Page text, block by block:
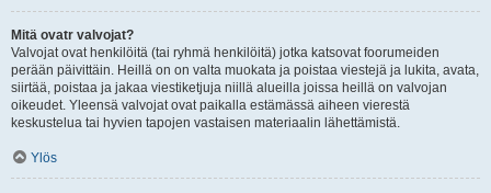
Mitä ovatr valvojat?
Valvojat ovat henkilöitä (tai ryhmä henkilöitä) jotka katsovat foorumeiden
perään päivittäin. Heillä on on valta muokata ja poistaa viestejä ja lukita, avata,
siirtää, poistaa ja jakaa viestiketjuja niillä alueilla joissa heillä on valvojan
oikeudet. Yleensä valvojat ovat paikalla estämässä aiheen vierestä
keskustelua tai hyvien tapojen vastaisen materiaalin lähettämistä.
Ylös